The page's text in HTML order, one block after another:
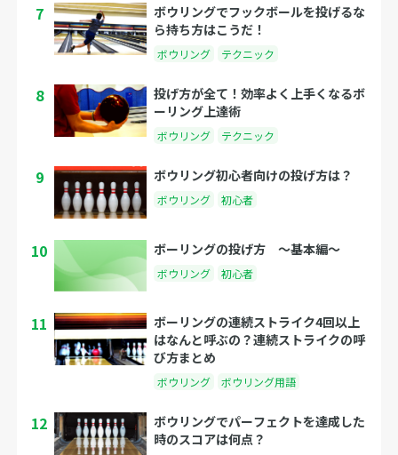
7
ボウリングでフックボールを投げるな
ら持ち方はこうだ！
ボウリング テクニック
8
投げ方が全て！効率よく上手くなるボ
ーリング上達術
ボウリング テクニック
9 ボウリング初心者向けの投げ方は？
ボウリング 初心者
10 ボーリングの投げ方 〜基本編〜
ボウリング 初心者
11
ボーリングの連続ストライク4回以上
はなんと呼ぶの？連続ストライクの呼
び方まとめ
ボウリング ボウリング用語
12
ボウリングでパーフェクトを達成した
時のスコアは何点？